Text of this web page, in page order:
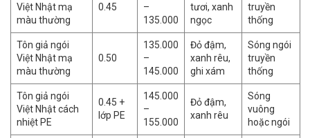
Việt Nhật mạ
màu thường
0.45
–
135.000
tươi, xanh
ngọc
truyền
thống
Tôn giả ngói
Việt Nhật mạ
màu thường
0.50
135.000
–
145.000
Đỏ đậm,
xanh rêu,
ghi xám
Sóng ngói
truyền
thống
Tôn giả ngói
Việt Nhật cách
nhiệt PE
0.45 +
lớp PE
145.000
–
155.000
Đỏ đậm,
xanh rêu
Sóng
vuông
hoặc ngói